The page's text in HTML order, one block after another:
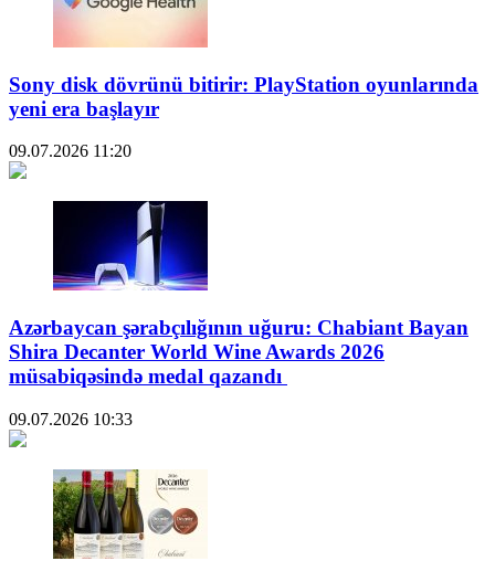
Sony disk dövrünü bitirir: PlayStation oyunlarında
yeni era başlayır
09.07.2026 11:20
Azərbaycan şərabçılığının uğuru: Chabiant Bayan
Shira Decanter World Wine Awards 2026
müsabiqəsində medal qazandı
09.07.2026 10:33